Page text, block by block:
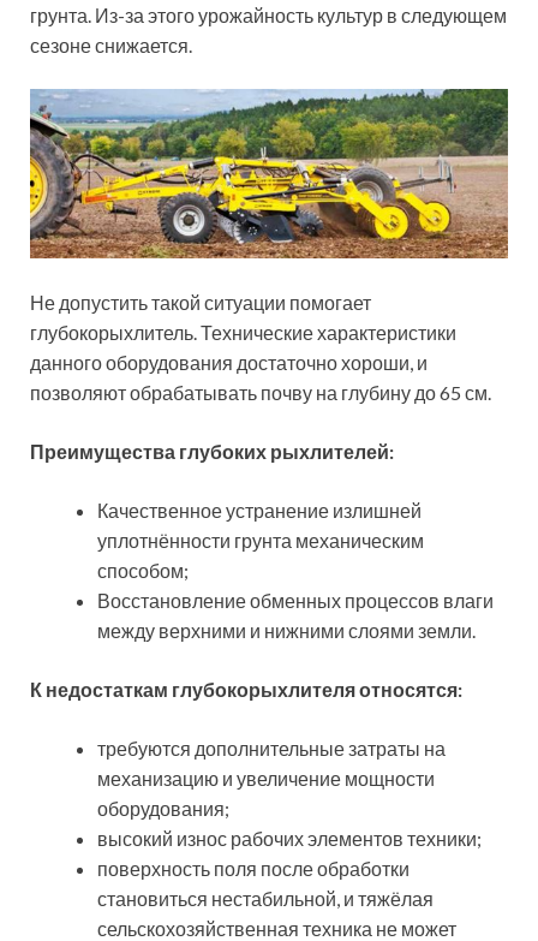
грунта. Из-за этого урожайность культур в следующем
сезоне снижается.
Не допустить такой ситуации помогает
глубокорыхлитель. Технические характеристики
данного оборудования достаточно хороши, и
позволяют обрабатывать почву на глубину до 65 см.
Преимущества глубоких рыхлителей:
Качественное устранение излишней
уплотнённости грунта механическим
способом;
Восстановление обменных процессов влаги
между верхними и нижними слоями земли.
К недостаткам глубокорыхлителя относятся:
требуются дополнительные затраты на
механизацию и увеличение мощности
оборудования;
высокий износ рабочих элементов техники;
поверхность поля после обработки
становиться нестабильной, и тяжёлая
сельскохозяйственная техника не может